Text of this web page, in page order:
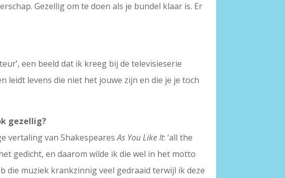
Gezellig om te doen als je bundel klaar is. Er
een beeld dat ik kreeg bij de televisieserie
leidt levens die niet het jouwe zijn en die je je toch
gezellig?
vertaling van ShakespearesAs You Like It: ‘all the
gedicht, en daarom wilde ik die wel in het motto
die muziek krankzinnig veel gedraaid terwijl ik deze